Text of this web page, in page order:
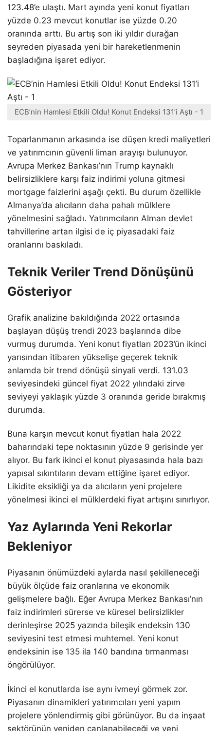
123.48’e ulaştı. Mart ayında yeni konut fiyatları
yüzde 0.23 mevcut konutlar ise yüzde 0.20
oranında arttı. Bu artış son iki yıldır durağan
seyreden piyasada yeni bir hareketlenmenin
başladığına işaret ediyor.
ECB’nin Hamlesi Etkili Oldu! Konut Endeksi 131’i Aştı - 1
Toparlanmanın arkasında ise düşen kredi maliyetleri
ve yatırımcının güvenli liman arayışı bulunuyor.
Avrupa Merkez Bankası’nın Trump kaynaklı
belirsizliklere karşı faiz indirimi yoluna gitmesi
mortgage faizlerini aşağı çekti. Bu durum özellikle
Almanya’da alıcıların daha pahalı mülklere
yönelmesini sağladı. Yatırımcıların Alman devlet
tahvillerine artan ilgisi de iç piyasadaki faiz
oranlarını baskıladı.
Teknik Veriler Trend Dönüşünü
Gösteriyor
Grafik analizine bakıldığında 2022 ortasında
başlayan düşüş trendi 2023 başlarında dibe
vurmuş durumda. Yeni konut fiyatları 2023’ün ikinci
yarısından itibaren yükselişe geçerek teknik
anlamda bir trend dönüşü sinyali verdi. 131.03
seviyesindeki güncel fiyat 2022 yılındaki zirve
seviyeyi yaklaşık yüzde 3 oranında geride bırakmış
durumda.
Buna karşın mevcut konut fiyatları hala 2022
baharındaki tepe noktasının yüzde 9 gerisinde yer
alıyor. Bu fark ikinci el konut piyasasında hala bazı
yapısal sıkıntıların devam ettiğine işaret ediyor.
Likidite eksikliği ya da alıcıların yeni projelere
yönelmesi ikinci el mülklerdeki fiyat artışını sınırlıyor.
Yaz Aylarında Yeni Rekorlar
Bekleniyor
Piyasanın önümüzdeki aylarda nasıl şekilleneceği
büyük ölçüde faiz oranlarına ve ekonomik
gelişmelere bağlı. Eğer Avrupa Merkez Bankası’nın
faiz indirimleri sürerse ve küresel belirsizlikler
derinleşirse 2025 yazında bileşik endeksin 130
seviyesini test etmesi muhtemel. Yeni konut
endeksinin ise 135 ila 140 bandına tırmanması
öngörülüyor.
İkinci el konutlarda ise aynı ivmeyi görmek zor.
Piyasanın dinamikleri yatırımcıları yeni yapım
projelere yönlendirmiş gibi görünüyor. Bu da inşaat
sektörünün yeniden canlanabileceği ve yeni